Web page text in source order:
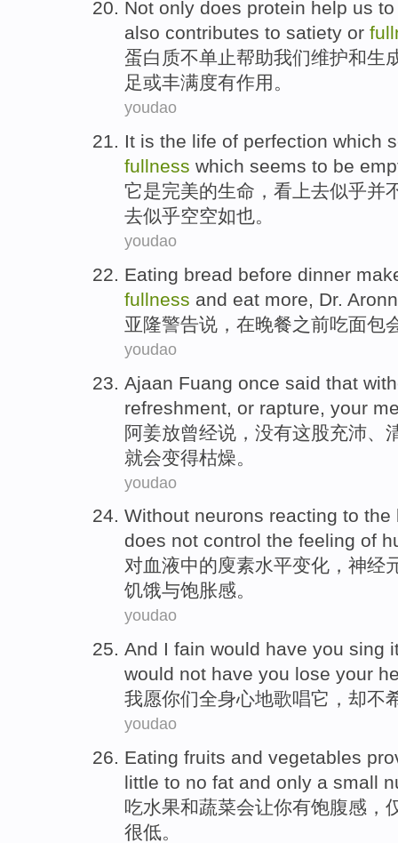
Not only does protein help us
also contributes to satiety or
蛋白质不单止帮助我们维护和生
足或丰满度有作用 。
youdao
It is the life of perfection which
fullness which seems to be
它是完美的生命 ， 看上去似乎并
去似乎空空如也。
youdao
Eating bread before dinner
fullness and eat more, Dr.
亚隆警告说 ，在晚餐之前吃面包
youdao
Ajaan Fuang once said that
refreshment, or rapture, your
阿姜放曾经说 ， 没有这股充沛、
就会变得枯燥 。
youdao
Without neurons reacting to the
does not control the feeling of
对血液中的廋素水平变化， 神经
饥饿与饱胀感。
youdao
And I fain would have you sing
would not have you lose your
我愿你们全身心地歌唱它 ， 却不
youdao
Eating fruits and vegetables
little to no fat and only a small
吃水果和蔬菜会让你有饱腹感 ，
很低。